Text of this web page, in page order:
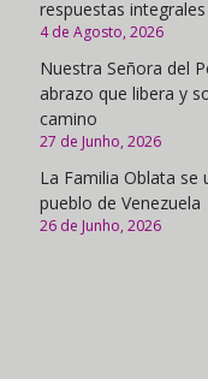
respuestas integrales
4 de Agosto, 2026
Nuestra Señora del
abrazo que libera y
camino
27 de Junho, 2026
La Familia Oblata se
pueblo de Venezuela
26 de Junho, 2026